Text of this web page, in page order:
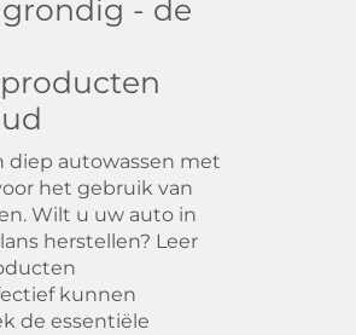
- de
diep autowassen met
het gebruik van
Wilt u uw auto in
herstellen? Leer
kunnen
de essentiële